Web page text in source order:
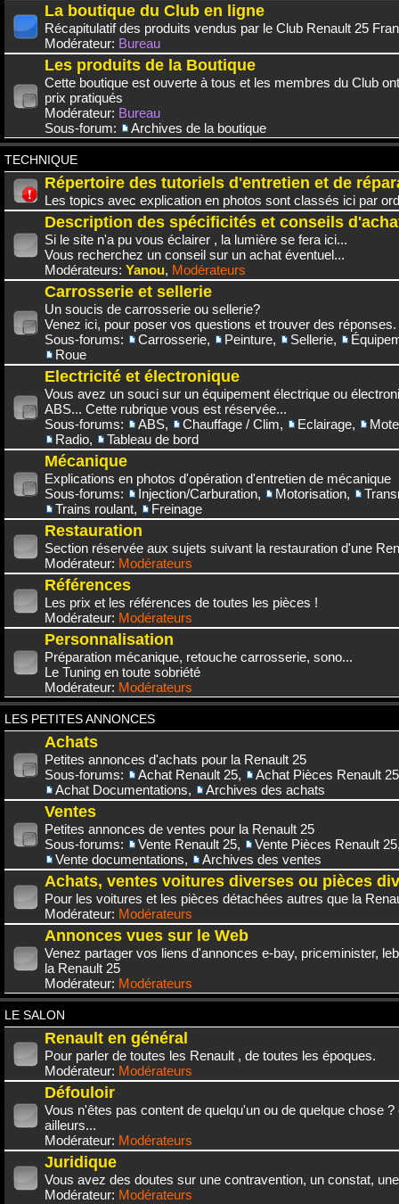
La boutique du Club en ligne
Récapitulatif des produits vendus par le Club Renault 25
Modérateur: Bureau
Les produits de la Boutique
Cette boutique est ouverte à tous et les membres du Club
prix pratiqués
Modérateur: Bureau
Sous-forum:
Archives de la boutique
TECHNIQUE
Répertoire des tutoriels d'entretien et de
Les topics avec explication en photos sont classés ici par
Description des spécificités et conseils
Si le site n'a pu vous éclairer , la lumière se fera ici...
Vous recherchez un conseil sur un achat éventuel...
Modérateurs: Yanou, Modérateurs
Carrosserie et sellerie
Un soucis de carrosserie ou sellerie?
Venez ici, pour poser vos questions et trouver des réponses.
Sous-forums:
Carrosserie, Peinture, Sellerie,
Roue
Electricité et électronique
Vous avez un souci sur un équipement électrique ou
ABS... Cette rubrique vous est réservée...
Sous-forums:
ABS, Chauffage / Clim, Eclairage,
Radio, Tableau de bord
Mécanique
Explications en photos d'opération d'entretien de mécanique
Sous-forums:
Injection/Carburation, Motorisation,
Trains roulant, Freinage
Restauration
Section réservée aux sujets suivant la restauration d'une
Modérateur: Modérateurs
Références
Les prix et les références de toutes les pièces !
Modérateur: Modérateurs
Personnalisation
Préparation mécanique, retouche carrosserie, sono...
Le Tuning en toute sobriété
Modérateur: Modérateurs
LES PETITES ANNONCES
Achats
Petites annonces d'achats pour la Renault 25
Sous-forums:
Achat Renault 25,
Achat Pièces Renault 25
Achat Documentations, Archives des achats
Ventes
Petites annonces de ventes pour la Renault 25
Sous-forums:
Vente Renault 25, Vente Pièces Renault 25
Vente documentations, Archives des ventes
Achats, ventes voitures diverses ou pièces
Pour les voitures et les pièces détachées autres que la
Modérateur: Modérateurs
Annonces vues sur le Web
Venez partager vos liens d'annonces e-bay, priceminister,
la Renault 25
Modérateur: Modérateurs
LE SALON
Renault en général
Pour parler de toutes les Renault , de toutes les époques.
Modérateur: Modérateurs
Défouloir
Vous n'êtes pas content de quelqu'un ou de quelque chose
ailleurs...
Modérateur: Modérateurs
Juridique
Vous avez des doutes sur une contravention, un constat,
Modérateur: Modérateurs